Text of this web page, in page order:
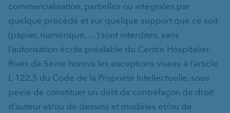
commercialisation, partielles ou intégrales par
quelque procédé et sur quelque support que ce soit
(papier, numérique, …) sont interdites, sans
l’autorisation écrite préalable du Centre Hospitalier
Rives de Seine hormis les exceptions visées à l’article
L 122.5 du Code de la Propriété Intellectuelle, sous
peine de constituer un délit de contrefaçon de droit
d’auteur et/ou de dessins et modèles et/ou de